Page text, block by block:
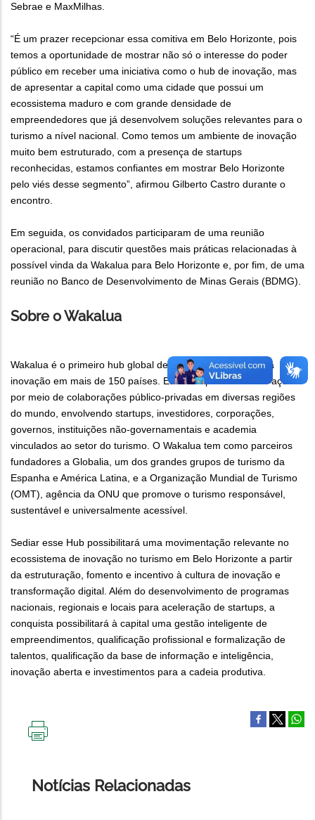
Sebrae e MaxMilhas.
“É um prazer recepcionar essa comitiva em Belo Horizonte, pois
temos a oportunidade de mostrar não só o interesse do poder
público em receber uma iniciativa como o hub de inovação, mas
de apresentar a capital como uma cidade que possui um
ecossistema maduro e com grande densidade de
empreendedores que já desenvolvem soluções relevantes para o
turismo a nível nacional. Como temos um ambiente de inovação
muito bem estruturado, com a presença de startups
reconhecidas, estamos confiantes em mostrar Belo Horizonte
pelo viés desse segmento”, afirmou Gilberto Castro durante o
encontro.
Em seguida, os convidados participaram de uma reunião
operacional, para discutir questões mais práticas relacionadas à
possível vinda da Wakalua para Belo Horizonte e, por fim, de uma
reunião no Banco de Desenvolvimento de Minas Gerais (BDMG).
Sobre o Wakalua
Wakalua é o primeiro hub global de turismo, que fomenta a
inovação em mais de 150 países. Este hub promove suas ações
por meio de colaborações público-privadas em diversas regiões
do mundo, envolvendo startups, investidores, corporações,
governos, instituições não-governamentais e academia
vinculados ao setor do turismo. O Wakalua tem como parceiros
fundadores a Globalia, um dos grandes grupos de turismo da
Espanha e América Latina, e a Organização Mundial de Turismo
(OMT), agência da ONU que promove o turismo responsável,
sustentável e universalmente acessível.
Sediar esse Hub possibilitará uma movimentação relevante no
ecossistema de inovação no turismo em Belo Horizonte a partir
da estruturação, fomento e incentivo à cultura de inovação e
transformação digital. Além do desenvolvimento de programas
nacionais, regionais e locais para aceleração de startups, a
conquista possibilitará à capital uma gestão inteligente de
empreendimentos, qualificação profissional e formalização de
talentos, qualificação da base de informação e inteligência,
inovação aberta e investimentos para a cadeia produtiva.
Notícias Relacionadas